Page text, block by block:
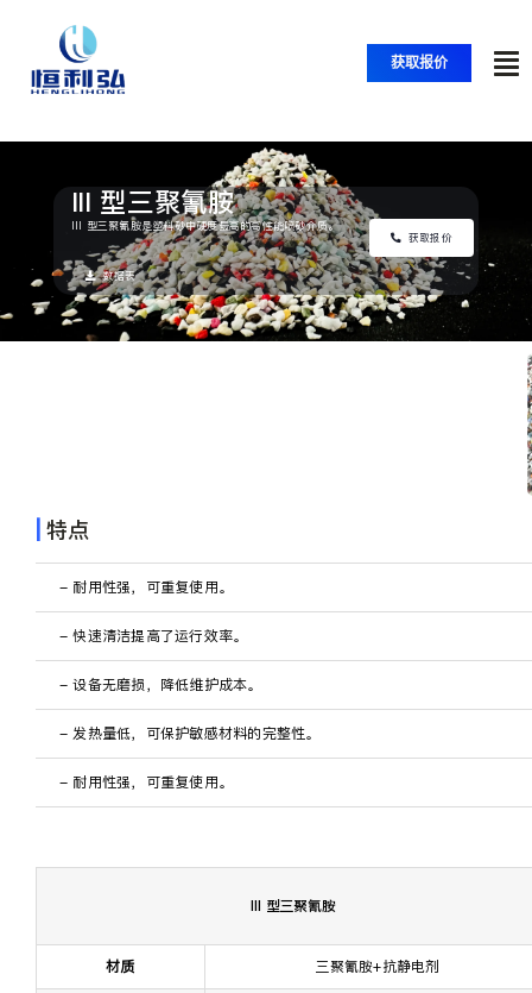
获取报价
切
首页
产品
应用
ZH
III 型三聚氰胺
III 型三聚氰胺是塑料砂中硬度最高的高性能喷砂介质。
获取报价
数据表
|特点
- 耐用性强，可重复使用。
- 快速清洁提高了运行效率。
- 设备无磨损，降低维护成本。
- 发热量低，可保护敏感材料的完整性。
- 耐用性强，可重复使用。
III 型三聚氰胺
材质 三聚氰胺+抗静电剂